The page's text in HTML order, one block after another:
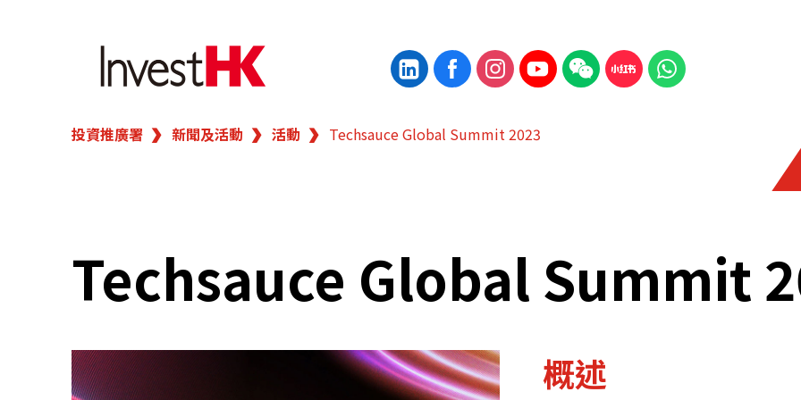
繁 简
新聞及活動
投資推廣署 新聞及活動 活動 Techsauce Global Summit 2023
Techsauce Global Summit
概述